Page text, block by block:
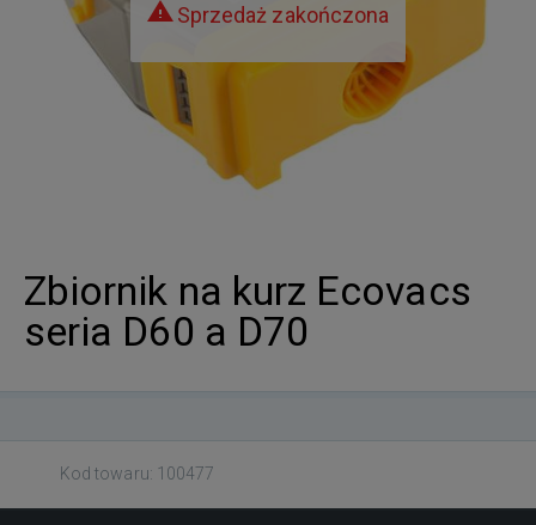
Sprzedaż zakończona
Zbiornik na kurz Ecovacs
seria D60 a D70
Kod towaru: 100477